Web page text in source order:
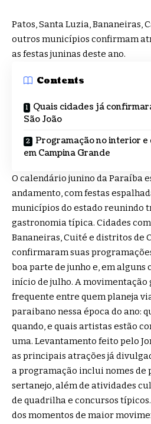
Patos, Santa Luzia, Bananeiras,
outros municípios confirmam
as festas juninas deste ano.
Contents
Quais cidades já
São João
Programação no interior e
em Campina Grande
O calendário junino da Paraíba
andamento, com festas
municípios do estado reunindo
gastronomia típica. Cidades
Bananeiras, Cuité e distritos de
confirmaram suas
boa parte de junho e, em alguns
início de julho. A movimentação
frequente entre quem planeja
paraibano nessa época do ano:
quando, e quais artistas estão
uma. Levantamento feito pelo
as principais atrações já
a programação inclui nomes de
sertanejo, além de atividades
de quadrilha e concursos
dos momentos de maior